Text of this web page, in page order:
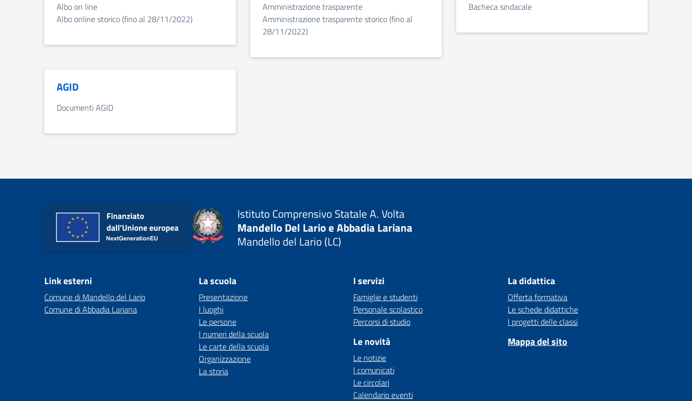
Albo on line
Albo online storico (fino al 28/11/2022)
Amministrazione trasparente
Amministrazione trasparente storico (fino al
28/11/2022)
Bacheca sindacale
AGID
Documenti AGID
Istituto Comprensivo Statale A. Volta
Mandello Del Lario e Abbadia Lariana
Mandello del Lario (LC)
Link esterni
Comune di Mandello del Lario
Comune di Abbadia Lariana
La scuola
Presentazione
I luoghi
Le persone
I numeri della scuola
Le carte della scuola
Organizzazione
La storia
I servizi
Famiglie e studenti
Personale scolastico
Percorsi di studio
Le novità
Le notizie
I comunicati
Le circolari
Calendario eventi
La didattica
Offerta formativa
Le schede didattiche
I progetti delle classi
Mappa del sito